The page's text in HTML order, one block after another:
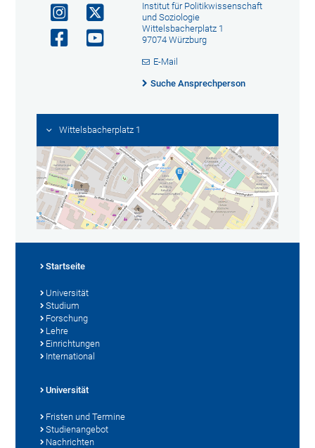
Institut für Politikwissenschaft
und Soziologie
Wittelsbacherplatz 1
97074 Würzburg
E-Mail
Suche Ansprechperson
Wittelsbacherplatz 1
Startseite
Universität
Studium
Forschung
Lehre
Einrichtungen
International
Universität
Fristen und Termine
Studienangebot
Nachrichten